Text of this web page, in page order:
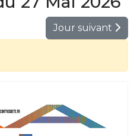
Jour suivant